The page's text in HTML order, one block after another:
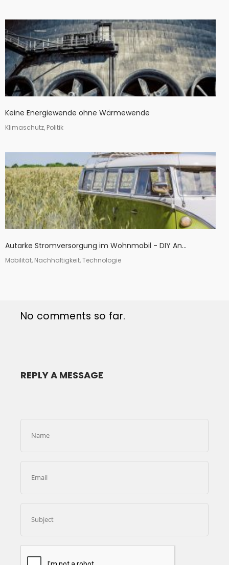
Keine Energiewende ohne Wärmewende
Klimaschutz, Politik
Autarke Stromversorgung im Wohnmobil - DIY An...
Mobilität, Nachhaltigkeit, Technologie
No comments so far.
REPLY A MESSAGE